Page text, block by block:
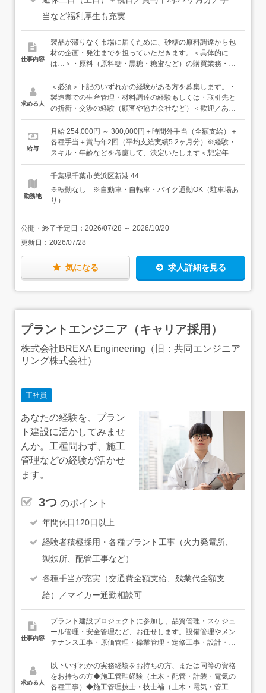
当など福利厚生も充実
仕事内容
製品が滞りなく市場に届くために、砂糖の原料調達から包
材の企画・発注までを担っていただきます。＜具体的に
は…＞・原料（原料糖・黒糖・糖蜜など）の購買業務・包
材の在庫管理・発注、業者との価格交渉・新製品の包材仕
様の検討（包材メーカーとの打ち合わせ）・翌月の生産数
量を決める「生販会議」への参加・業者の監査・評価、作
業担当者の監督＜入社後は…＞まずは先輩社員のもとで業
体像をつかんでいってください。＜慣れてきたら…＞価格
交渉や包材メーカーとのやり取りなど、裁量のある業務も
少しずつお任せしていきます。将来的には、今回新設する
ン社員もいるので、わからないことは何でも聞いてくださ
い。★商社や委託工場との打ち合わせのため、近隣への外
出もあり、メリハリつけて働けます。
求める人
＜必須＞下記のいずれかの経験がある方を募集します。・
製造業での生産管理・材料調達の経験もしくは・取引先と
の折衝・交渉の経験（顧客や協力会社など）＜歓迎／あれ
ば活かせます＞・食品製造業での勤務経験・食品表示検定
をお持ちの方・包材の作成、仕入れ経験（業界は問いませ
ん）＜こんな方に向いています＞・決められたことをコツ
コツ確実にやり切れる方・言われたことだけでなく、主体
方・将来的には管理職などキャリアアップも目指している
給与
月給 254,000円 ～ 300,000円＋時間外手当（全額支給）＋
各種手当＋賞与年2回（平均支給実績5.2ヶ月分）※経験・
スキル・年齢などを考慮して、決定いたします＜想定年収
＞年収500万円～630万円
勤務地
千葉県千葉市美浜区新港 44
※転勤なし ※自動車・自転車・バイク通勤OK（駐車場あ
り）
公開・終了予定日： 2026/07/28 ～ 2026/10/20
更新日： 2026/07/28
気になる 求人詳細を見る
プラントエンジニア（キャリア採用）
株式会社BREXA Engineering（旧：共同エンジニア
リング株式会社）
正社員
あなたの経験を、プラン
ト建設に活かしてみませ
んか。工種問わず、施工
管理などの経験が活かせ
ます。
3つ のポイント
年間休日120日以上
経験者積極採用・各種プラント工事（火力発電所、
製鉄所、配管工事など）
各種手当が充実（交通費全額支給、残業代全額支
給）／マイカー通勤相談可
仕事内容
プラント建設プロジェクトに参加し、品質管理・スケジュ
ール管理・安全管理など、お任せします。設備管理やメン
テナンス工事・原価管理・操業管理・定修工事・設計・調
達・試運転など担当するフェーズもさまざまです。石油化
学の素材や資源を作り出す生産設備である工場内での管理
業務が主な仕事です。【具体的には…】■安全管理（朝礼
当番、現場巡回、書類作成など）■工程管理（スケジュー
求める人
以下いずれかの実務経験をお持ちの方、または同等の資格
をお持ちの方◆施工管理経験（土木・配管・計装・電気の
各種工事）◆施工管理技士・技士補（土木・電気・管工